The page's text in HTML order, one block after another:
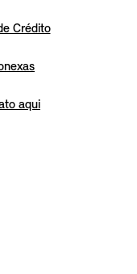
Crédito
aqui